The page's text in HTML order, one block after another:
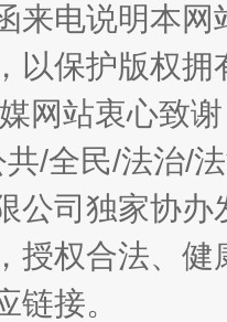
生
来电说明本
以保护版权
网站衷心致
/全民/法治/
公司独家协
授权合法、
链接。